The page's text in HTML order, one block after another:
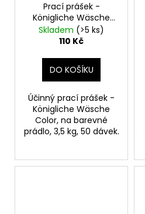
Prací prášek -
Königliche Wäsche
Color, 3,5 kg, 50 dávek,
na barevné prádlo
Skladem (>5 ks)
110 Kč
DO KOŠÍKU
Účinný prací prášek -
Königliche Wäsche
Color, na barevné
prádlo, 3,5 kg, 50 dávek.